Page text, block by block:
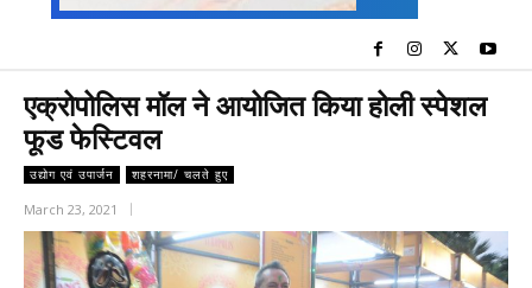
एक्रोपोलिस मॉल ने आयोजित किया होली स्पेशल
फूड फेस्टिवल
उद्योग एवं उपार्जन शहरनामा/ चलते हुए
March 23, 2021